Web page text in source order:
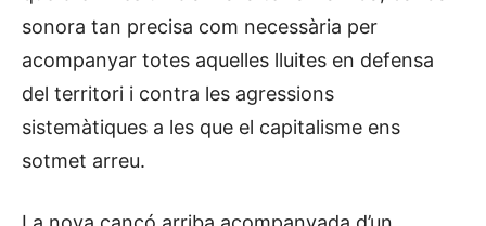
sonora tan precisa com necessària per
acompanyar totes aquelles lluites en defensa
del territori i contra les agressions
sistemàtiques a les que el capitalisme ens
sotmet arreu.